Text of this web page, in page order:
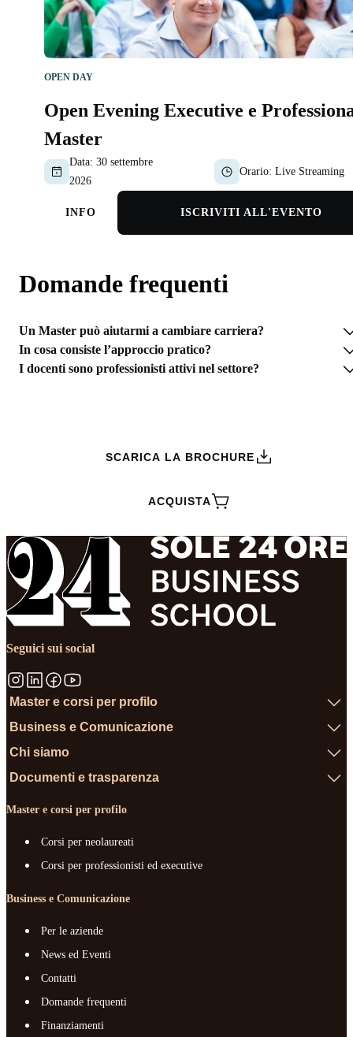
OPEN DAY
Open Evening Executive e
Master
Data: 30 settembre
2026
Orario: Live Streaming
INFO ISCRIVITI ALL'EVENTO
Domande frequenti
Un Master può aiutarmi a cambiare carriera?
In cosa consiste l’approccio pratico?
I docenti sono professionisti attivi nel settore?
SCARICA LA BROCHURE
ACQUISTA
Seguici sui social
Master e corsi per profilo
Business e Comunicazione
Chi siamo
Documenti e trasparenza
Master e corsi per profilo
Corsi per neolaureati
Corsi per professionisti ed executive
Business e Comunicazione
Per le aziende
News ed Eventi
Contatti
Domande frequenti
Finanziamenti